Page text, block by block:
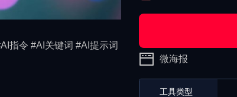
指令 #AI关键词 #AI提示词
微海报
工具类型